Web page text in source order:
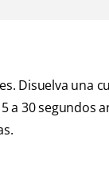
Disuelva una
a 30 segundos